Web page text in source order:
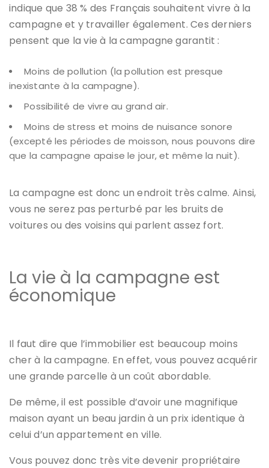
indique que 38 % des Français souhaitent vivre à la
campagne et y travailler également. Ces derniers
pensent que la vie à la campagne garantit :
Moins de pollution (la pollution est presque
inexistante à la campagne).
Possibilité de vivre au grand air.
Moins de stress et moins de nuisance sonore
(excepté les périodes de moisson, nous pouvons dire
que la campagne apaise le jour, et même la nuit).
La campagne est donc un endroit très calme. Ainsi,
vous ne serez pas perturbé par les bruits de
voitures ou des voisins qui parlent assez fort.
La vie à la campagne est
économique
Il faut dire que l’immobilier est beaucoup moins
cher à la campagne. En effet, vous pouvez acquérir
une grande parcelle à un coût abordable.
De même, il est possible d’avoir une magnifique
maison ayant un beau jardin à un prix identique à
celui d’un appartement en ville.
Vous pouvez donc très vite devenir propriétaire